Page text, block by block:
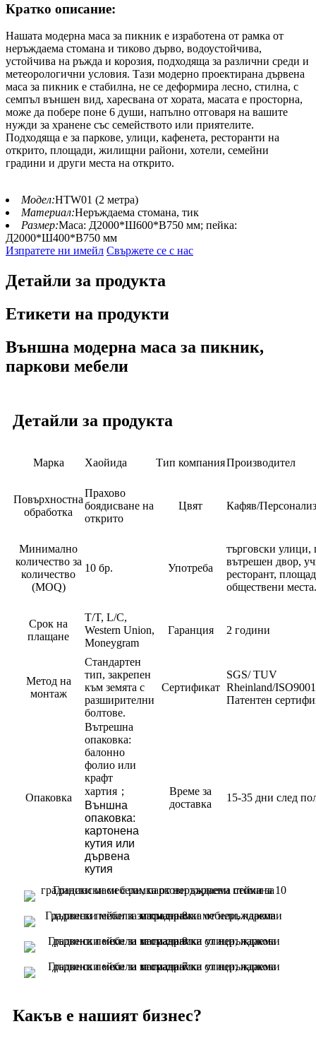
Кратко описание:
Нашата модерна маса за пикник е изработена от рамка от
неръждаема стомана и тиково дърво, водоустойчива,
устойчива на ръжда и корозия, подходяща за различни среди и
метеорологични условия. Тази модерно проектирана дървена
маса за пикник е стабилна, не се деформира лесно, стилна, с
семпъл външен вид, харесвана от хората, масата е просторна,
може да побере поне 6 души, напълно отговаря на вашите
нужди за хранене със семейството или приятелите.
Подходяща е за паркове, улици, кафенета, ресторанти на
открито, площади, жилищни райони, хотели, семейни
градини и други места на открито.
Модел:HTW01 (2 метра)
Материал:Неръждаема стомана, тик
Размер:Маса: Д2000*Ш600*В750 мм; пейка:
Д2000*Ш400*В750 мм
Изпратете ни имейл Свържете се с нас
Детайли за продукта
Етикети на продукти
Външна модерна маса за пикник,
паркови мебели
Детайли за продукта
Марка Хаойида Тип компанияПроизводител
Повърхностна
обработка
Прахово
боядисване на
открито
Цвят Кафяв/
Минимално
количество за
количество
(MOQ)
10 бр. Употреба
търговски улици,
вътрешен двор,
ресторант,
обществени места.
Срок на
плащане
T/T, L/C,
Western Union,
Moneygram
Гаранция 2 години
Метод на
монтаж
Стандартен
тип, закрепен
към земята с
разширителни
болтове.
Сертификат
SGS/ TUV
Rheinland/
Патентен
Опаковка
Вътрешна
опаковка:
балонно
фолио или
крафт
хартия ；
Външна
опаковка:
картонена
кутия или
дървена
кутия
Време за
доставка
15-35 дни след
Какъв е нашият бизнес?